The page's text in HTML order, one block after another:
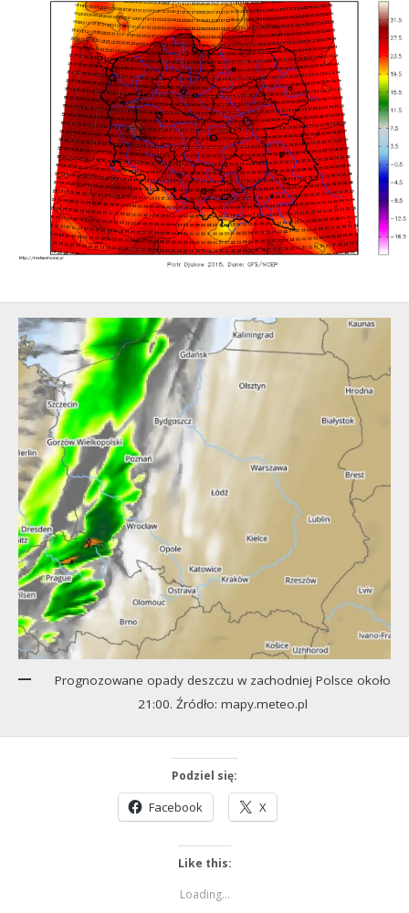
Prognozowane opady deszczu w zachodniej Polsce około
21:00. Źródło: mapy.meteo.pl
Podziel się:
Facebook X
Like this:
Loading...